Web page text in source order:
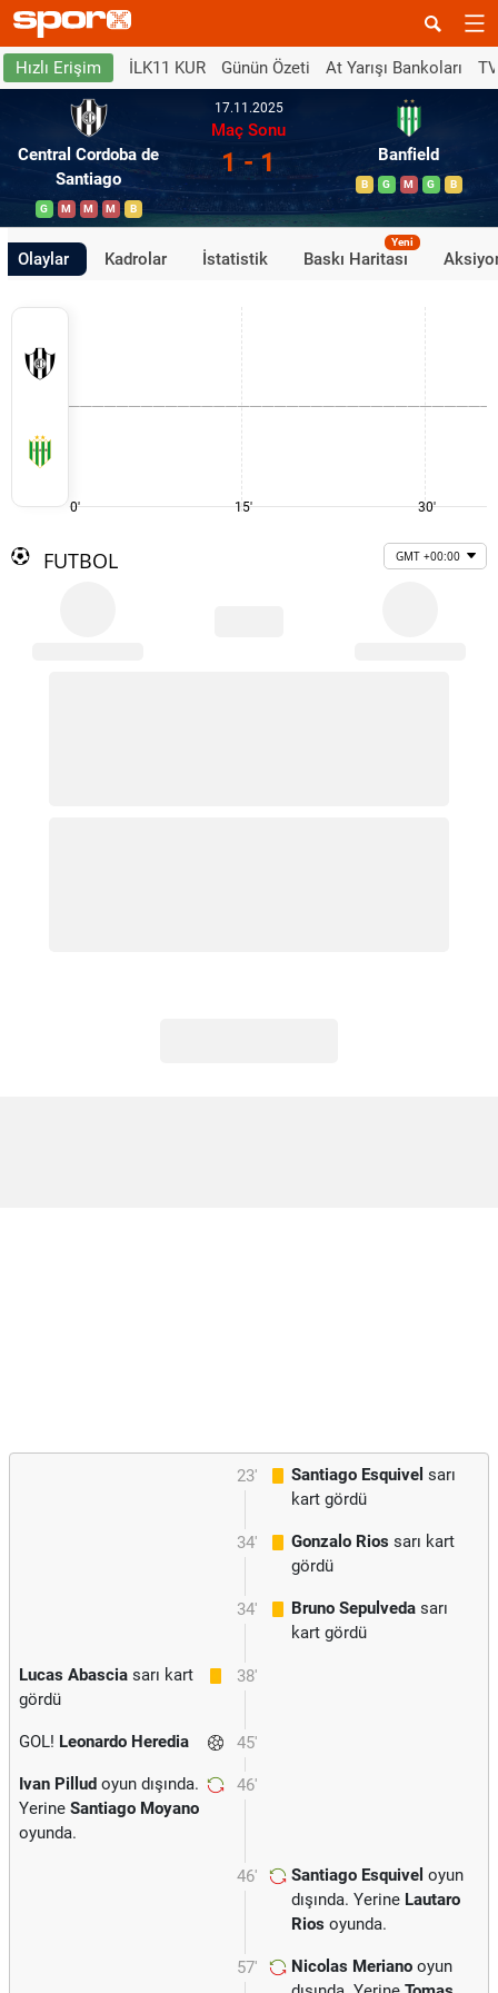
Hızlı Erişim İLK11 KUR Günün Özeti At Yarışı Bankoları
Central Cordoba de
Santiago
G M M M B
17.11.2025
Maç Sonu
1 - 1 Banfield
B G M G B
Olaylar Kadrolar İstatistik Baskı Haritası
Yeni
0' 15' 30'
FUTBOL GMT +00:00
23' Santiago Esquivel sarı
kart gördü
34' Gonzalo Rios sarı kart
gördü
34' Bruno Sepulveda sarı
kart gördü
38'
Lucas Abascia sarı kart
gördü
45'
GOL! Leonardo Heredia
46'
Ivan Pillud oyun dışında.
Yerine Santiago Moyano
oyunda.
46' Santiago Esquivel oyun
dışında. Yerine Lautaro
Rios oyunda.
57' Nicolas Meriano oyun